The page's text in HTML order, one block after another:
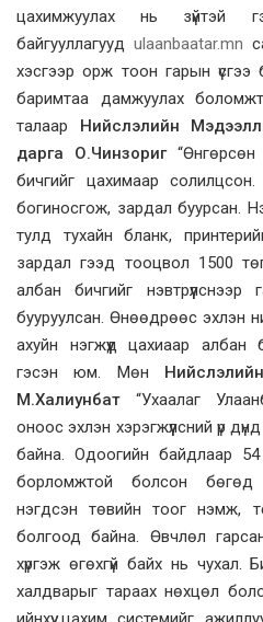
цахимжуулах нь зүйтэй
байгууллагууд ulaanbaatar.mn
хэсгээр орж тоон гарын үсгээ
баримтаа дамжуулах
талаар Нийслэлийн
дарга О.Чинзориг“Өнгөрсөн
бичгийг цахимаар солилцсон.
богиносгож, зардал буурсан.
тулд тухайн бланк,
зардал гээд тооцвол 1500
албан бичгийг
бууруулсан. Өнөөдрөөс эхлэн
ахуйн нэгжүүд цахиаар албан
гэсэн юм. Мөн
М.Халиунбат “Ухаалаг
оноос эхлэн хэрэгжүүлсний үр
байна. Одоогийн байдлаар 54
борломжтой болсон бөгөд
нэгдсэн төвийн тоог нэмж,
болгоод байна. Өвчлөл
хүргэж өгөхгүй байх нь
халдварыг тараах нөхцөл